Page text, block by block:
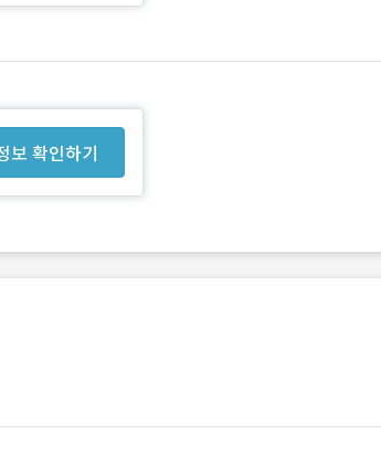
보 확인하기